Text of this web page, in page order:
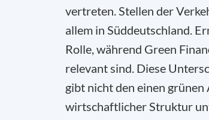
vertreten. Stellen der
allem in Süddeutschland.
Rolle, während Green
relevant sind. Diese
gibt nicht den einen
wirtschaftlicher Struktur